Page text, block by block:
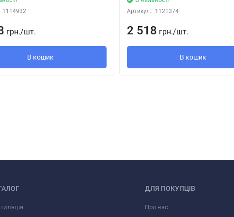
М3Т
шахты или на стену с подключением к воздуховоду.
1114932
грн./шт.
В кошик
Артикул:: 1121374
2 518 грн./шт.
В кошик
ДЛЯ ПОКУПЦІВ
Про нас